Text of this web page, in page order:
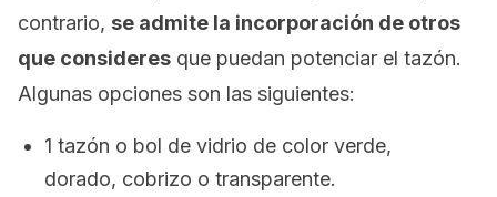
contrario, se admite la incorporación de otros
que consideres que puedan potenciar el tazón.
Algunas opciones son las siguientes:
1 tazón o bol de vidrio de color verde,
dorado, cobrizo o transparente.